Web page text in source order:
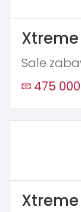
Xtreme
Sale
475 000